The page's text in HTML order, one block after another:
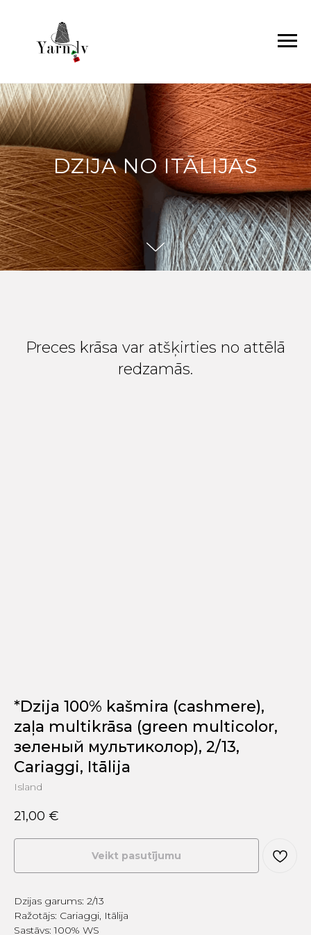
DZIJA NO ITĀLIJAS
Preces krāsa var atšķirties no attēlā
redzamās.
*Dzija 100% kašmira (cashmere),
zaļa multikrāsa (green multicolor,
зеленый мультиколор), 2/13,
Cariaggi, Itālija
Island
21,00 €
Veikt pasutījumu
Dzijas garums: 2/13
Ražotājs: Cariaggi, Itālija
Sastāvs: 100% WS